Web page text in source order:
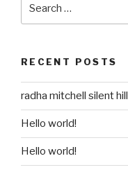
for:
RECENT POSTS
radha mitchell silent hill
Hello world!
Hello world!